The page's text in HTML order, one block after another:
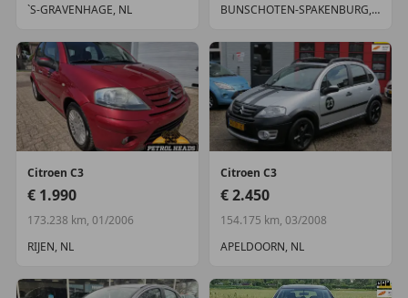
`S-GRAVENHAGE, NL
BUNSCHOTEN-SPAKENBURG, NL
Citroen C3
€ 1.990
173.238 km, 01/2006
RIJEN, NL
Citroen C3
€ 2.450
154.175 km, 03/2008
APELDOORN, NL